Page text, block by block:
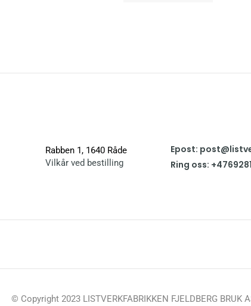
Rabben 1, 1640 Råde
Vilkår ved bestilling
Epost:
Ring oss:
© Copyright 2023 LISTVERKFABRIKKEN FJELDBERG BRUK